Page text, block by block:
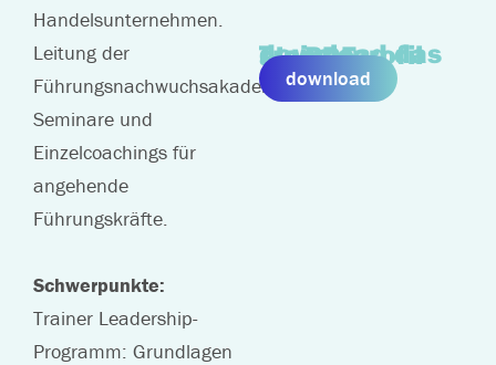
Handelsunternehmen.
Leitung der
Führungsnachwuchsakademie:
Seminare und
Einzelcoachings für
angehende
Führungskräfte.
Schwerpunkte:
Trainer Leadership-
Programm: Grundlagen
download das Trainerprofil als PDF
download